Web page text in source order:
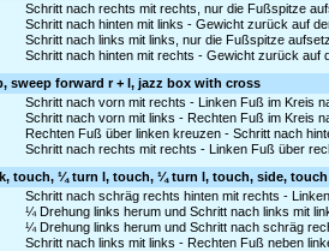
Schritt nach rechts mit rechts, nur die Fußspitze
Schritt nach hinten mit links - Gewicht zurück auf
Schritt nach links mit links, nur die Fußspitze
Schritt nach hinten mit rechts - Gewicht zurück auf
sweep forward r + l, jazz box with cross
Schritt nach vorn mit rechts - Linken Fuß im Kreis
Schritt nach vorn mit links - Rechten Fuß im Kreis
Rechten Fuß über linken kreuzen - Schritt nach
Schritt nach rechts mit rechts - Linken Fuß über
touch, ¼ turn l, touch, ¼ turn l, touch, side, touch
Schritt nach schräg rechts hinten mit rechts -
¼ Drehung links herum und Schritt nach links mit
¼ Drehung links herum und Schritt nach schräg
Schritt nach links mit links - Rechten Fuß neben